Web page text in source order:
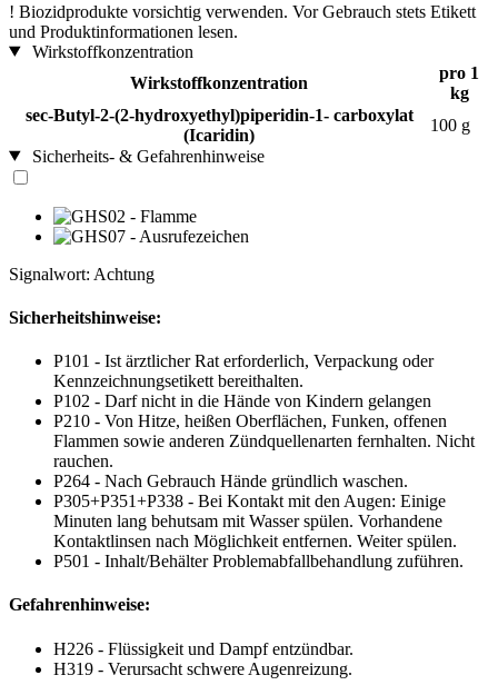
! Biozidprodukte vorsichtig verwenden. Vor Gebrauch stets Etikett
und Produktinformationen lesen.
Wirkstoffkonzentration
Wirkstoffkonzentration
pro 1
kg
sec-Butyl-2-(2-hydroxyethyl)piperidin-1- carboxylat
(Icaridin)
100 g
Sicherheits- & Gefahrenhinweise
Signalwort: Achtung
Sicherheitshinweise:
P101 - Ist ärztlicher Rat erforderlich, Verpackung oder
Kennzeichnungsetikett bereithalten.
P102 - Darf nicht in die Hände von Kindern gelangen
P210 - Von Hitze, heißen Oberflächen, Funken, offenen
Flammen sowie anderen Zündquellenarten fernhalten. Nicht
rauchen.
P264 - Nach Gebrauch Hände gründlich waschen.
P305+P351+P338 - Bei Kontakt mit den Augen: Einige
Minuten lang behutsam mit Wasser spülen. Vorhandene
Kontaktlinsen nach Möglichkeit entfernen. Weiter spülen.
P501 - Inhalt/Behälter Problemabfallbehandlung zuführen.
Gefahrenhinweise:
H226 - Flüssigkeit und Dampf entzündbar.
H319 - Verursacht schwere Augenreizung.